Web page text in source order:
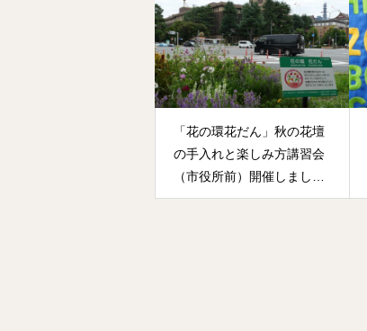
「花の環花だん」秋の花壇
の手入れと楽しみ方講習会
（市役所前）開催しまし
た